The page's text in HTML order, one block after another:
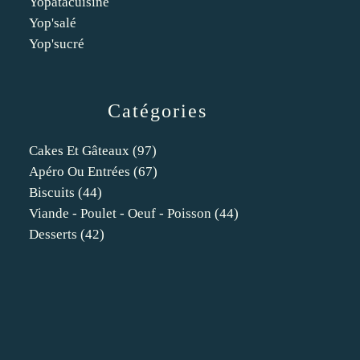
Catégories
Cakes Et Gâteaux (97)
Apéro Ou Entrées (67)
Biscuits (44)
Viande - Poulet - Oeuf - Poisson (44)
Desserts (42)
Yop'salé
Yop'sucré